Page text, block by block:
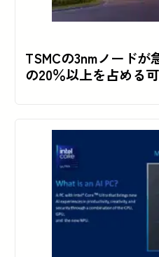
TSMCの3nmノード
の20％以上を占める